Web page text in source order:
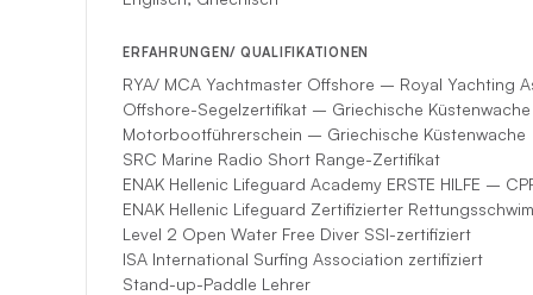
Ira hat als
angenehmes
authentischer
*Wenn
eine andere
ERFAHRUNGEN/ QUALIFIKATIONEN
RYA/ MCA Yachtmaster Offshore – Royal Yachting
Offshore-Segelzertifikat – Griechische Küstenwache
Motorbootführerschein – Griechische Küstenwache
SRC Marine Radio Short Range-Zertifikat
ENAK Hellenic Lifeguard Academy ERSTE HILFE –
ENAK Hellenic Lifeguard Zertifizierter
Level 2 Open Water Free Diver SSI-zertifiziert
ISA International Surfing Association zertifiziert
Stand-up-Paddle Lehrer